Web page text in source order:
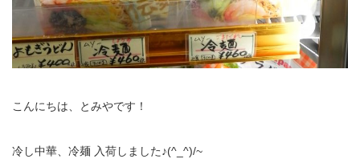
こんにちは、とみやです！
冷し中華、冷麺 入荷しました♪(^_^)/~